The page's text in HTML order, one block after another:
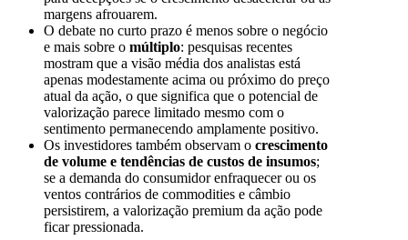
margens afrouarem.
O debate no curto prazo é menos sobre o negócio
e mais sobre o múltiplo: pesquisas recentes
mostram que a visão média dos analistas está
apenas modestamente acima ou próximo do preço
atual da ação, o que significa que o potencial de
valorização parece limitado mesmo com o
sentimento permanecendo amplamente positivo.
Os investidores também observam o crescimento
de volume e tendências de custos de insumos;
se a demanda do consumidor enfraquecer ou os
ventos contrários de commodities e câmbio
persistirem, a valorização premium da ação pode
ficar pressionada.